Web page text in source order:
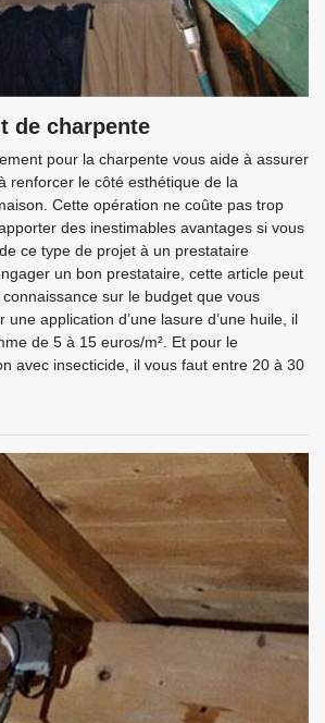
de charpente
pour la charpente vous aide à assurer
renforcer le côté esthétique de la
Cette opération ne coûte pas trop
des inestimables avantages si vous
ce type de projet à un prestataire
un bon prestataire, cette article peut
sur le budget que vous
application d’une lasure d’une huile, il
de 5 à 15 euros/m². Et pour le
avec insecticide, il vous faut entre 20 à 30